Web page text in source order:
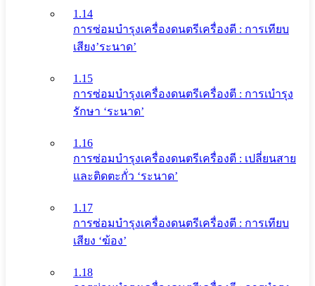
1.14
การซ่อมบำรุงเครื่องดนตรีเครื่องตี : การเทียบ
เสียง’ระนาด’
1.15
การซ่อมบำรุงเครื่องดนตรีเครื่องตี : การเบำรุง
รักษา ‘ระนาด’
1.16
การซ่อมบำรุงเครื่องดนตรีเครื่องตี : เปลี่ยนสาย
และติดตะกั่ว ‘ระนาด’
1.17
การซ่อมบำรุงเครื่องดนตรีเครื่องตี : การเทียบ
เสียง ‘ฆ้อง’
1.18